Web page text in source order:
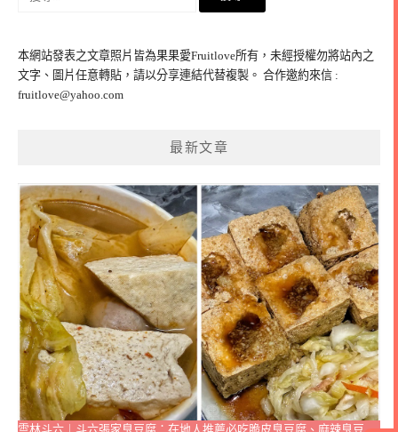
字:
本網站發表之文章照片皆為果果愛Fruitlove所有，未經授權勿將站內之
文字、圖片任意轉貼，請以分享連結代替複製。 合作邀約來信 :
fruitlove@yahoo.com
最新文章